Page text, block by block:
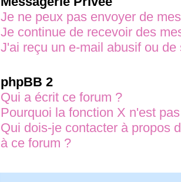
Je ne peux pas envoyer de
Je continue de recevoir des
J'ai reçu un e-mail abusif ou
phpBB 2
Qui a écrit ce forum ?
Pourquoi la fonction X n'est
Qui dois-je contacter à propos
à ce forum ?